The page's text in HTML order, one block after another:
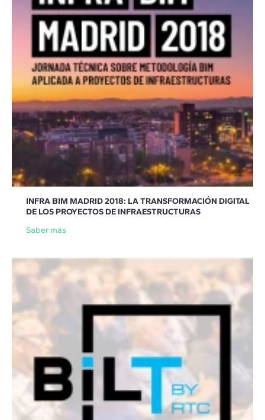
INFRA BIM MADRID 2018: LA TRANSFORMACIÓN DIGITAL
DE LOS PROYECTOS DE INFRAESTRUCTURAS
Saber más